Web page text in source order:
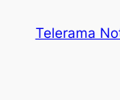
Telerama